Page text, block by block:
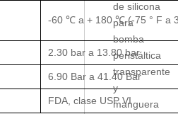
-60 ℃ a + 180 ℃ (-75 ° F a
2.30 bar a 13.80 bar
6.90 Bar a 41.40 Bar
FDA, clase USP VI
de silicona
para
bomba
peristáltica
transparente
y
manguera